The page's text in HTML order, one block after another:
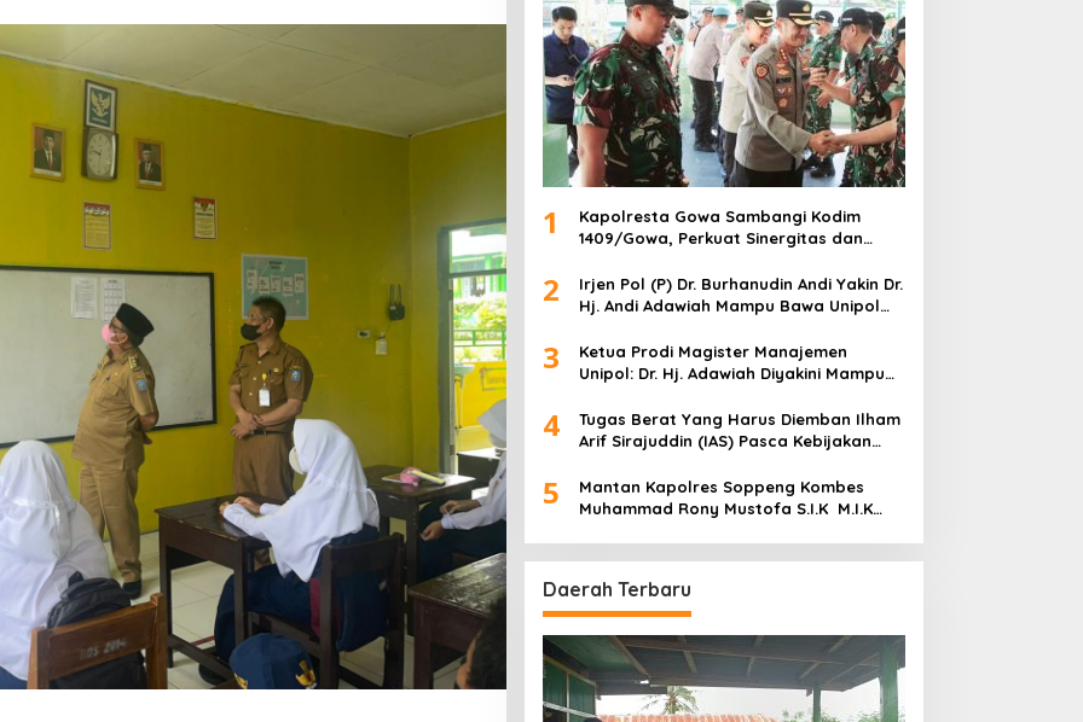
:
1
Kapolresta Gowa Sambangi Kodim
1409/Gowa, Perkuat Sinergitas dan
2
Irjen Pol (P) Dr. Burhanudin Andi Yakin Dr.
Hj. Andi Adawiah Mampu Bawa Unipol
3
Ketua Prodi Magister Manajemen
Unipol: Dr. Hj. Adawiah Diyakini Mampu
4
Tugas Berat Yang Harus Diemban Ilham
Arif Sirajuddin (IAS) Pasca Kebijakan
5
Mantan Kapolres Soppeng Kombes
Muhammad Rony Mustofa S.I.K M.I.K
Daerah Terbaru